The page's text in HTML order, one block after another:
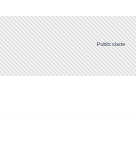
Publicidade